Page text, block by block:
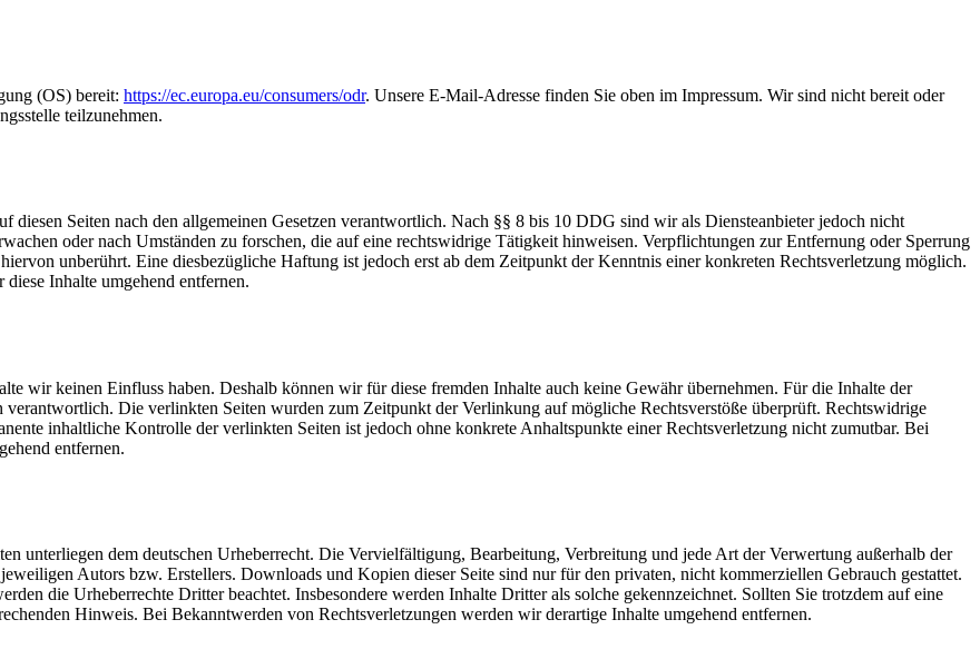
(OS) bereit: https://ec.europa.eu/consumers/odr. Unsere E-Mail-Adresse finden Sie oben im Impressum. Wir sind nicht bereit oder
teilzunehmen.
Seiten nach den allgemeinen Gesetzen verantwortlich. Nach §§ 8 bis 10 DDG sind wir als Diensteanbieter jedoch nicht
oder nach Umständen zu forschen, die auf eine rechtswidrige Tätigkeit hinweisen. Verpflichtungen zur Entfernung oder Sperrung
unberührt. Eine diesbezügliche Haftung ist jedoch erst ab dem Zeitpunkt der Kenntnis einer konkreten Rechtsverletzung möglich.
Inhalte umgehend entfernen.
wir keinen Einfluss haben. Deshalb können wir für diese fremden Inhalte auch keine Gewähr übernehmen. Für die Inhalte der
Die verlinkten Seiten wurden zum Zeitpunkt der Verlinkung auf mögliche Rechtsverstöße überprüft. Rechtswidrige
inhaltliche Kontrolle der verlinkten Seiten ist jedoch ohne konkrete Anhaltspunkte einer Rechtsverletzung nicht zumutbar. Bei
entfernen.
unterliegen dem deutschen Urheberrecht. Die Vervielfältigung, Bearbeitung, Verbreitung und jede Art der Verwertung außerhalb der
Autors bzw. Erstellers. Downloads und Kopien dieser Seite sind nur für den privaten, nicht kommerziellen Gebrauch gestattet.
die Urheberrechte Dritter beachtet. Insbesondere werden Inhalte Dritter als solche gekennzeichnet. Sollten Sie trotzdem auf eine
Hinweis. Bei Bekanntwerden von Rechtsverletzungen werden wir derartige Inhalte umgehend entfernen.